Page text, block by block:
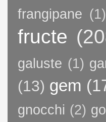
frangipane (1)
fructe
galuste (1)
(13) gem
gnocchi (2)